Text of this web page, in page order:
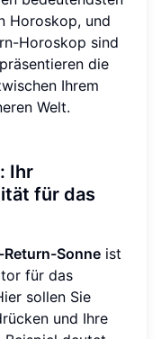
Horoskop, und
Horoskop sind
die
Ihrem
Welt.
Ihr
für das
Return-Sonne ist
für das
sollen Sie
und Ihre